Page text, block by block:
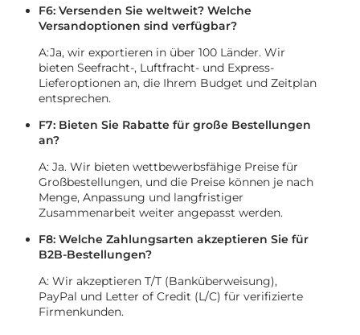
F6: Versenden Sie weltweit? Welche
Versandoptionen sind verfügbar?
A:Ja, wir exportieren in über 100 Länder. Wir
bieten Seefracht-, Luftfracht- und Express-
Lieferoptionen an, die Ihrem Budget und Zeitplan
entsprechen.
F7: Bieten Sie Rabatte für große Bestellungen
an?
A: Ja. Wir bieten wettbewerbsfähige Preise für
Großbestellungen, und die Preise können je nach
Menge, Anpassung und langfristiger
Zusammenarbeit weiter angepasst werden.
F8: Welche Zahlungsarten akzeptieren Sie für
B2B-Bestellungen?
A: Wir akzeptieren T/T (Banküberweisung),
PayPal und Letter of Credit (L/C) für verifizierte
Firmenkunden.